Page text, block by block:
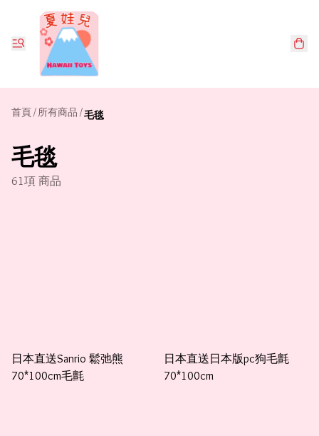
首頁/ 所有商品 /毛毯
毛毯
61項 商品
日本直送Sanrio 鬆弛熊
70*100cm毛氈
日本直送日本版pc狗毛氈
70*100cm